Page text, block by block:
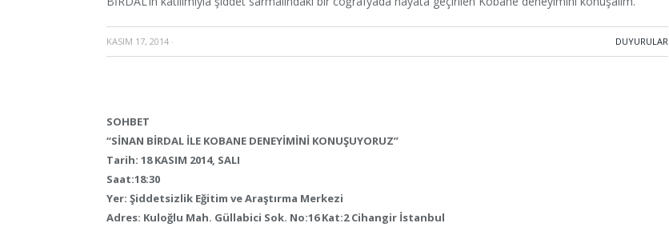
KASIM 17, 2014 · DUYURULAR
SOHBET
“SİNAN BİRDAL İLE KOBANE DENEYİMİNİ KONUŞUYORUZ”
Tarih: 18 KASIM 2014, SALI
Saat:18:30
Yer: Şiddetsizlik Eğitim ve Araştırma Merkezi
Adres: Kuloğlu Mah. Güllabici Sok. No:16 Kat:2 Cihangir İstanbul